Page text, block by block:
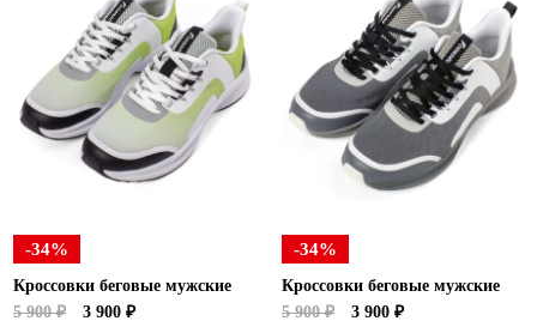
-34%
Кроссовки беговые мужские
5 900 ₽
3 900 ₽
-34%
Кроссовки беговые мужские
5 900 ₽
3 900 ₽